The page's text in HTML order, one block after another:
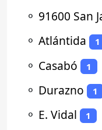
⚬ 91600 San
⚬ Atlántida 1
⚬ Casabó 1
⚬ Durazno 1
⚬ E. Vidal 1